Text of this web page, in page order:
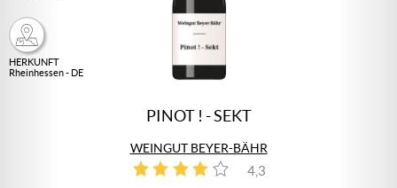
HERKUNFT
Rheinhessen - DE
PINOT ! - SEKT
WEINGUT BEYER-BÄHR
4,3
4